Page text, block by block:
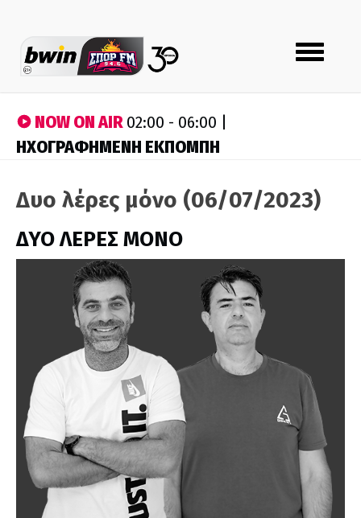
Toggle
navigation
NOW ON AIR02:00 - 06:00 |
ΗΧΟΓΡΑΦΗΜΕΝΗ ΕΚΠΟΜΠΗ
Δυο λέρες μόνο (06/07/2023)
ΔΥΟ ΛΕΡΕΣ ΜΟΝΟ